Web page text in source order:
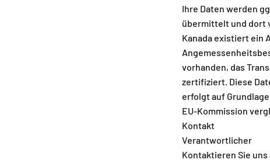
Ihre Daten werden
übermittelt und dort
Kanada existiert ein
vorhanden, das
zertifiziert. Diese
erfolgt auf
EU-Kommission
Kontakt
Verantwortlicher
Kontaktieren Sie